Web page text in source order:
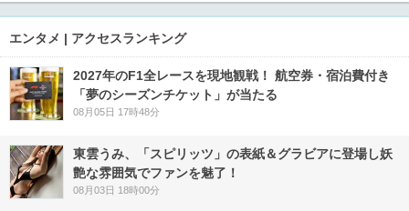
エンタメ | アクセスランキング
2027年のF1全レースを現地観戦！ 航空券・宿泊費付き
「夢のシーズンチケット」が当たる
08月05日 17時48分
東雲うみ、「スピリッツ」の表紙＆グラビアに登場し妖
艶な雰囲気でファンを魅了！
08月03日 18時00分